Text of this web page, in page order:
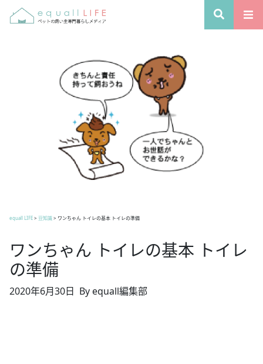
equall LIFE> 豆知識> ワンちゃん トイレの基本 トイレの準備
ワンちゃん トイレの基本 トイレ
の準備
2020年6月30日 By equall編集部